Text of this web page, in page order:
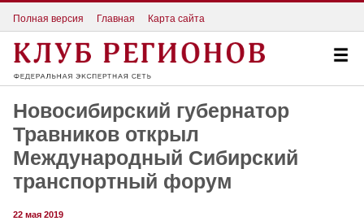
Полная версия Главная Карта сайта
Новосибирский губернатор
Травников открыл
Международный Сибирский
транспортный форум
22 мая 2019